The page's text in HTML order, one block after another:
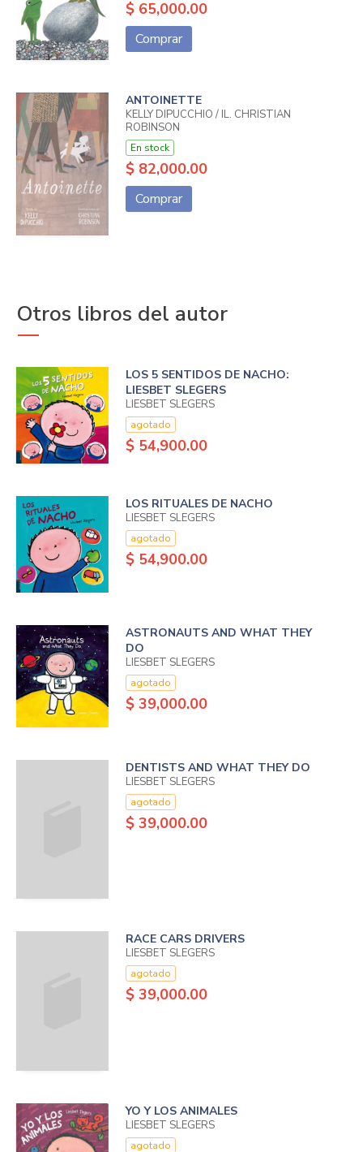
$ 65,000.00
Comprar
ANTOINETTE
KELLY DIPUCCHIO / IL. CHRISTIAN
ROBINSON
En stock
$ 82,000.00
Comprar
Otros libros del autor
LOS 5 SENTIDOS DE NACHO:
LIESBET SLEGERS
LIESBET SLEGERS
agotado
$ 54,900.00
LOS RITUALES DE NACHO
LIESBET SLEGERS
agotado
$ 54,900.00
ASTRONAUTS AND WHAT THEY
DO
LIESBET SLEGERS
agotado
$ 39,000.00
DENTISTS AND WHAT THEY DO
LIESBET SLEGERS
agotado
$ 39,000.00
RACE CARS DRIVERS
LIESBET SLEGERS
agotado
$ 39,000.00
YO Y LOS ANIMALES
LIESBET SLEGERS
agotado